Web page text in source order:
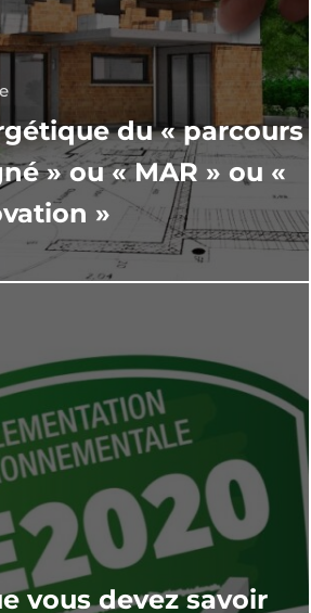
du « parcours
» ou « MAR » ou «
»
vous devez savoir